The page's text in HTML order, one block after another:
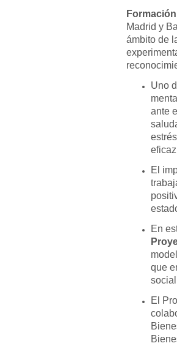
Madrid y
ámbito de
Uno
ante
El
En
que
El